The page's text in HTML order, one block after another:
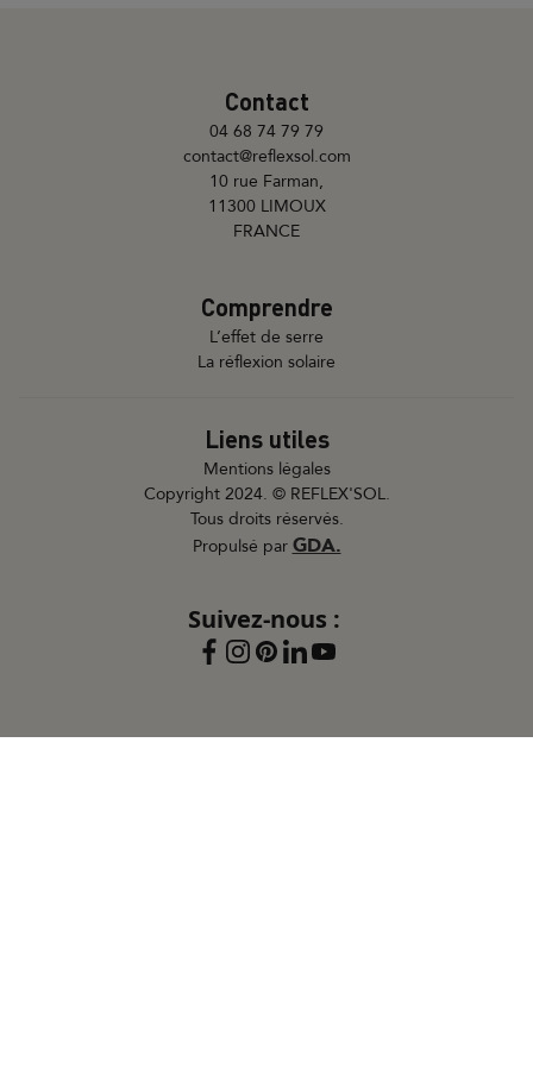
Contact
04 68 74 79 79
contact@reflexsol.com
10 rue Farman,
11300 LIMOUX
FRANCE
Comprendre
L’effet de serre
La réflexion solaire
Liens utiles
Mentions légales
Copyright 2024. © REFLEX'SOL.
Tous droits réservés.
Propulsé par GDA.
Suivez-nous :